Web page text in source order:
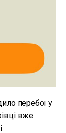
перебої у
вже